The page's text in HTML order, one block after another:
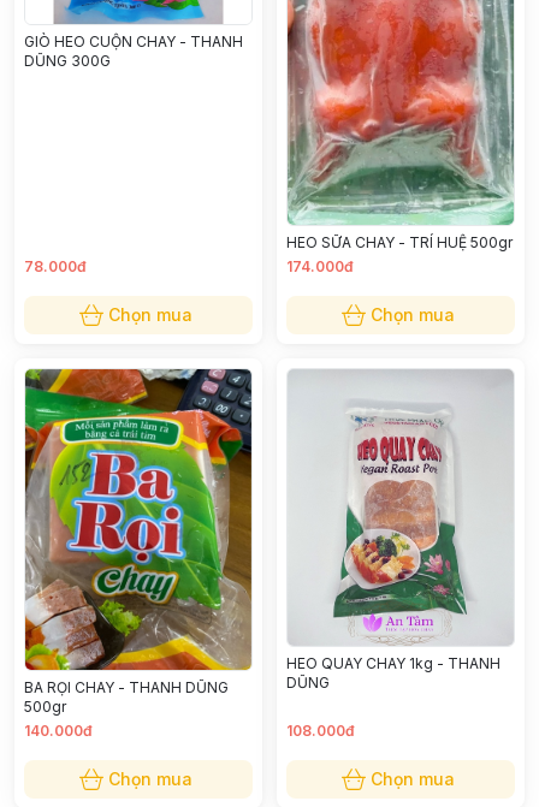
GIÒ HEO CUỘN CHAY - THANH
DŨNG 300G
78.000đ
Chọn mua
HEO SỮA CHAY - TRÍ HUỆ 500gr
174.000đ
Chọn mua
BA RỌI CHAY - THANH DŨNG
500gr
140.000đ
Chọn mua
HEO QUAY CHAY 1kg - THANH
DŨNG
108.000đ
Chọn mua